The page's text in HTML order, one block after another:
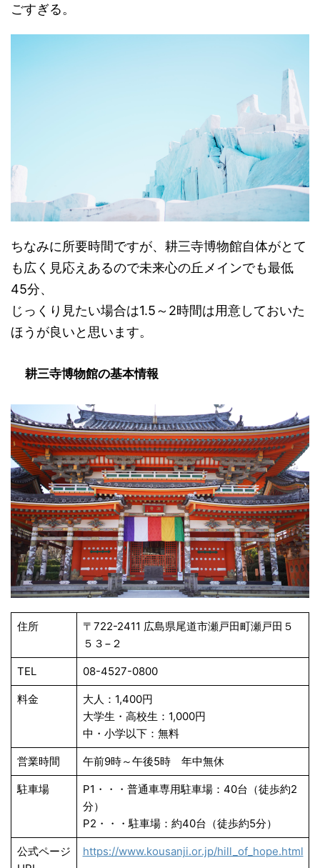
ごすぎる。
ちなみに所要時間ですが、耕三寺博物館自体がとて
も広く見応えあるので未来心の丘メインでも最低
45分、
じっくり見たい場合は1.5～2時間は用意しておいた
ほうが良いと思います。
耕三寺博物館の基本情報
住所
〒722-2411 広島県尾道市瀬戸田町瀬戸田５
５３−２
TEL 08-4527-0800
料金
大人：1,400円
大学生・高校生：1,000円
中・小学以下：無料
営業時間 午前9時～午後5時 年中無休
駐車場
P1・・・普通車専用駐車場：40台（徒歩約2
分）
P2・・・駐車場：約40台（徒歩約5分）
公式ページ
https://www.kousanji.or.jp/hill_of_hope.html